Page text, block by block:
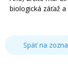
biologická záťaž
Späť na